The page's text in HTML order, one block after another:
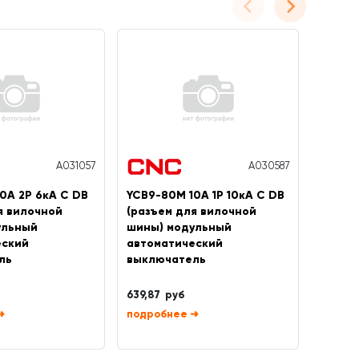
A031057
2P 6кА C DB
вилочной
A030587
YCB9-80M 10А 1P 10кА C DB
(разъем для вилочной
шины) модульный
автоматический
выключатель
639,87 руб
➜